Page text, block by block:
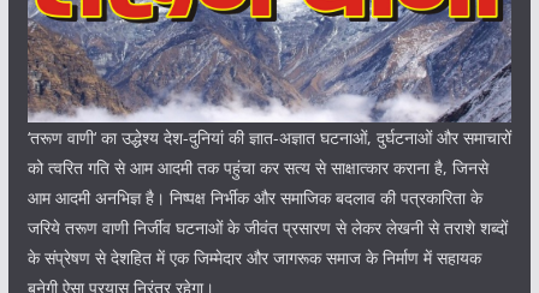
‘तरूण वाणी‘ का उद्धेश्य देश-दुनियां की ज्ञात-अज्ञात घटनाओं, दुर्घटनाओं और समाचारों
को त्वरित गति से आम आदमी तक पहुंचा कर सत्य से साक्षात्कार कराना है, जिनसे
आम आदमी अनभिज्ञ है। निष्पक्ष निर्भीक और समाजिक बदलाव की पत्रकारिता के
जरिये तरूण वाणी निर्जीव घटनाओं के जीवंत प्रसारण से लेकर लेखनी से तराशे शब्दों
के संप्रेषण से देशहित में एक जिम्मेदार और जागरूक समाज के निर्माण में सहायक
बनेगी ऐसा प्रयास निरंतर रहेगा।